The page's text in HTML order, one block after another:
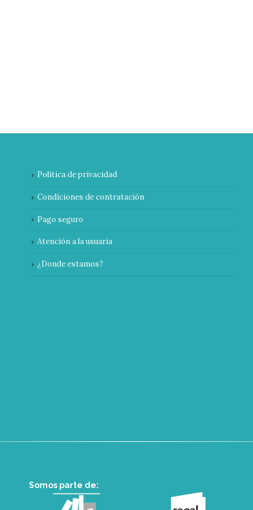
Política de privacidad
Condiciones de contratación
Pago seguro
Atención a la usuaria
¿Donde estamos?
Somos parte de: